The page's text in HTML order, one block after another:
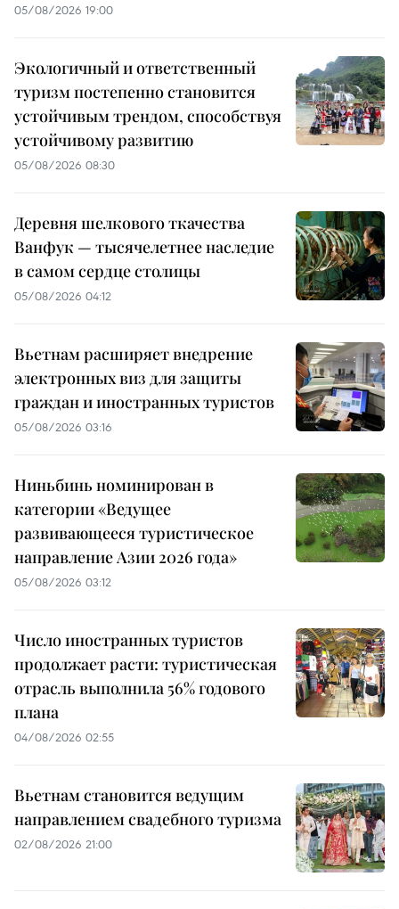
05/08/2026 19:00
Экологичный и ответственный
туризм постепенно становится
устойчивым трендом, способствуя
устойчивому развитию
05/08/2026 08:30
Деревня шелкового ткачества
Ванфук — тысячелетнее наследие
в самом сердце столицы
05/08/2026 04:12
Вьетнам расширяет внедрение
электронных виз для защиты
граждан и иностранных туристов
05/08/2026 03:16
Ниньбинь номинирован в
категории «Ведущее
развивающееся туристическое
направление Азии 2026 года»
05/08/2026 03:12
Число иностранных туристов
продолжает расти: туристическая
отрасль выполнила 56% годового
плана
04/08/2026 02:55
Вьетнам становится ведущим
направлением свадебного туризма
02/08/2026 21:00